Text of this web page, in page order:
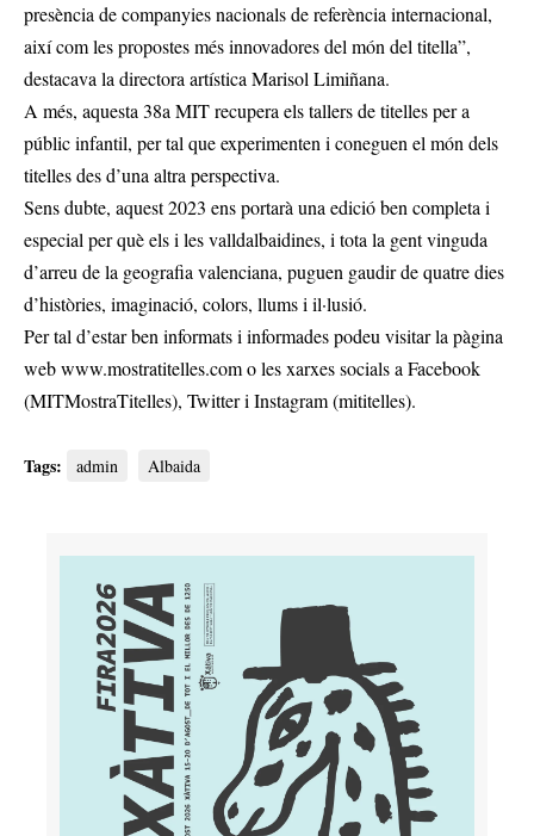
presència de companyies nacionals de referència internacional,
així com les propostes més innovadores del món del titella”,
destacava la directora artística Marisol Limiñana.
A més, aquesta 38a MIT recupera els tallers de titelles per a
públic infantil, per tal que experimenten i coneguen el món dels
titelles des d’una altra perspectiva.
Sens dubte, aquest 2023 ens portarà una edició ben completa i
especial per què els i les valldalbaidines, i tota la gent vinguda
d’arreu de la geografia valenciana, puguen gaudir de quatre dies
d’històries, imaginació, colors, llums i il·lusió.
Per tal d’estar ben informats i informades podeu visitar la pàgina
webwww.mostratitelles.como les xarxes socials a Facebook
(MITMostraTitelles), Twitter i Instagram (mititelles).
Tags: admin Albaida